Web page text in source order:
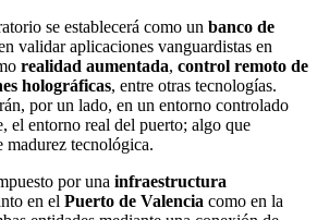
se establecerá como un banco de
validar aplicaciones vanguardistas en
realidad aumentada, control remoto de
holográficas, entre otras tecnologías.
por un lado, en un entorno controlado
el entorno real del puerto; algo que
madurez tecnológica.
por una infraestructura
en el Puerto de Valencia como en la